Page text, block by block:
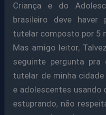
Criança e do
brasileiro deve haver
tutelar composto por 5
Mas amigo leitor,
seguinte pergunta
tutelar de minha
e adolescentes usando
estuprando, não